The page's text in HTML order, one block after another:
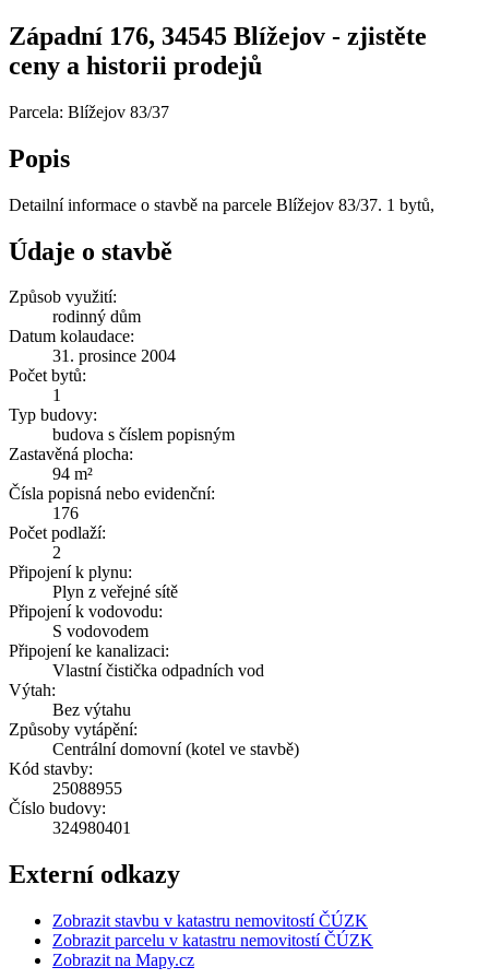
Západní 176, 34545 Blížejov - zjistěte
ceny a historii prodejů
Parcela: Blížejov 83/37
Popis
Detailní informace o stavbě na parcele Blížejov 83/37. 1 bytů,
Údaje o stavbě
Způsob využití:
rodinný dům
Datum kolaudace:
31. prosince 2004
Počet bytů:
1
Typ budovy:
budova s číslem popisným
Zastavěná plocha:
94 m²
Čísla popisná nebo evidenční:
176
Počet podlaží:
2
Připojení k plynu:
Plyn z veřejné sítě
Připojení k vodovodu:
S vodovodem
Připojení ke kanalizaci:
Vlastní čistička odpadních vod
Výtah:
Bez výtahu
Způsoby vytápění:
Centrální domovní (kotel ve stavbě)
Kód stavby:
25088955
Číslo budovy:
324980401
Externí odkazy
Zobrazit stavbu v katastru nemovitostí ČÚZK
Zobrazit parcelu v katastru nemovitostí ČÚZK
Zobrazit na Mapy.cz